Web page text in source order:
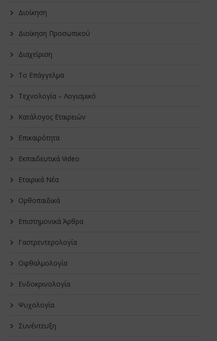
Διοίκηση
Διοίκηση Προσωπικού
Διαχείριση
Το Επάγγελμα
Τεχνολογία – Λογισμικό
Κατάλογος Εταιρειών
Επικαιρότητα
Εκπαιδευτικά Video
Εταιρικά Νέα
Oρθοπαιδικά
Επιστημονικά Άρθρα
Γαστρεντερολογία
Οφθαλμολογία
Ενδοκρινολογία
Ψυχολογία
Συνέντευξη